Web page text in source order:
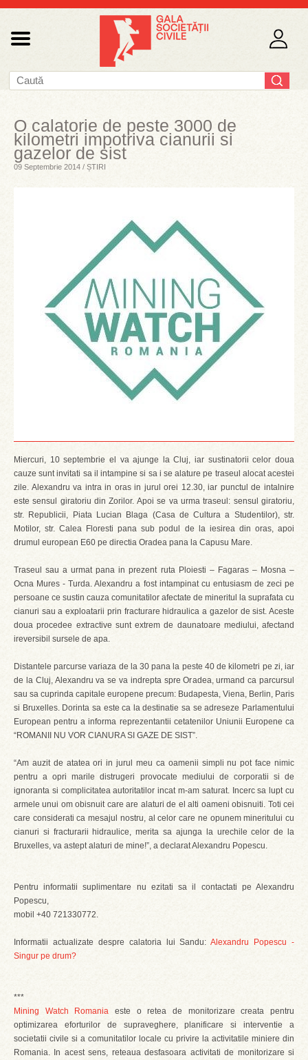
O calatorie de peste 3000 de
kilometri impotriva cianurii si
gazelor de sist
09 Septembrie 2014 / ȘTIRI
Miercuri, 10 septembrie el va ajunge la Cluj, iar sustinatorii celor doua
cauze sunt invitati sa il intampine si sa i se alature pe traseul alocat acestei
zile. Alexandru va intra in oras in jurul orei 12.30, iar punctul de intalnire
este sensul giratoriu din Zorilor. Apoi se va urma traseul: sensul giratoriu,
str. Republicii, Piata Lucian Blaga (Casa de Cultura a Studentilor), str.
Motilor, str. Calea Floresti pana sub podul de la iesirea din oras, apoi
drumul european E60 pe directia Oradea pana la Capusu Mare.
Traseul sau a urmat pana in prezent ruta Ploiesti – Fagaras – Mosna –
Ocna Mures - Turda. Alexandru a fost intampinat cu entusiasm de zeci pe
persoane ce sustin cauza comunitatilor afectate de mineritul la suprafata cu
cianuri sau a exploatarii prin fracturare hidraulica a gazelor de sist. Aceste
doua procedee extractive sunt extrem de daunatoare mediului, afectand
ireversibil sursele de apa.
Distantele parcurse variaza de la 30 pana la peste 40 de kilometri pe zi, iar
de la Cluj, Alexandru va se va indrepta spre Oradea, urmand ca parcursul
sau sa cuprinda capitale europene precum: Budapesta, Viena, Berlin, Paris
si Bruxelles. Dorinta sa este ca la destinatie sa se adreseze Parlamentului
European pentru a informa reprezentantii cetatenilor Uniunii Europene ca
“ROMANII NU VOR CIANURA SI GAZE DE SIST”.
“Am auzit de atatea ori in jurul meu ca oamenii simpli nu pot face nimic
pentru a opri marile distrugeri provocate mediului de corporatii si de
ignoranta si complicitatea autoritatilor incat m-am saturat. Incerc sa lupt cu
armele unui om obisnuit care are alaturi de el alti oameni obisnuiti. Toti cei
care considerati ca mesajul nostru, al celor care ne opunem mineritului cu
cianuri si fracturarii hidraulice, merita sa ajunga la urechile celor de la
Bruxelles, va astept alaturi de mine!”, a declarat Alexandru Popescu.
Pentru informatii suplimentare nu ezitati sa il contactati pe Alexandru
Popescu,
mobil +40 721330772.
Informatii actualizate despre calatoria lui Sandu:Alexandru Popescu -
Singur pe drum?
***
Mining Watch Romania este o retea de monitorizare creata pentru
optimizarea eforturilor de supraveghere, planificare si interventie a
societatii civile si a comunitatilor locale cu privire la activitatile miniere din
Romania. In acest sens, reteaua desfasoara activitati de monitorizare si